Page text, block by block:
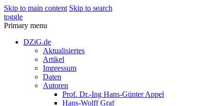
Skip to main content Skip to search
toggle
Primary menu
DZiG.de
Aktualisiertes
Artikel
Impressum
Daten
Autoren
Prof. Dr.-Ing Hans-Günter Appel
Hans-Wolff Graf